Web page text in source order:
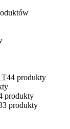
T44 produkty
produkty
3 produkty